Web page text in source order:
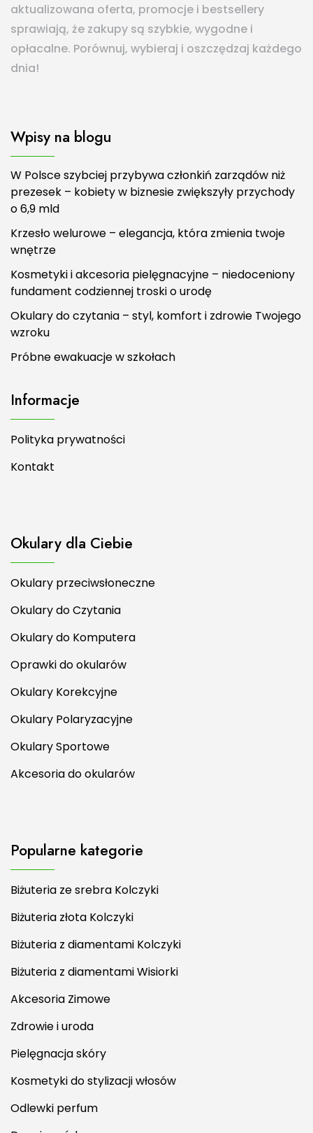
aktualizowana oferta, promocje i bestsellery
sprawiają, że zakupy są szybkie, wygodne i
opłacalne. Porównuj, wybieraj i oszczędzaj każdego
dnia!
Wpisy na blogu
W Polsce szybciej przybywa członkiń zarządów niż
prezesek – kobiety w biznesie zwiększyły przychody
o 6,9 mld
Krzesło welurowe – elegancja, która zmienia twoje
wnętrze
Kosmetyki i akcesoria pielęgnacyjne – niedoceniony
fundament codziennej troski o urodę
Okulary do czytania – styl, komfort i zdrowie Twojego
wzroku
Próbne ewakuacje w szkołach
Informacje
Polityka prywatności
Kontakt
Okulary dla Ciebie
Okulary przeciwsłoneczne
Okulary do Czytania
Okulary do Komputera
Oprawki do okularów
Okulary Korekcyjne
Okulary Polaryzacyjne
Okulary Sportowe
Akcesoria do okularów
Popularne kategorie
Biżuteria ze srebra Kolczyki
Biżuteria złota Kolczyki
Biżuteria z diamentami Kolczyki
Biżuteria z diamentami Wisiorki
Akcesoria Zimowe
Zdrowie i uroda
Pielęgnacja skóry
Kosmetyki do stylizacji włosów
Odlewki perfum